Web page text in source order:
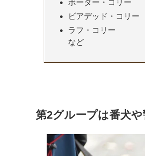
ボーダー・コリー
ビアデッド・コリー
ラフ・コリー
など
第2グループは番犬